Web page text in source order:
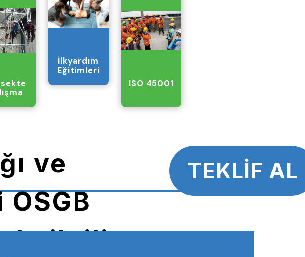
İlkyardım
Eğitimleri
ISO 45001
ve
ilgili
TEKLİF AL